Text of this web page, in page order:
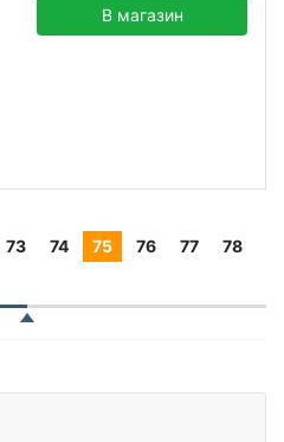
В магазин
73 74 75 76 77
78